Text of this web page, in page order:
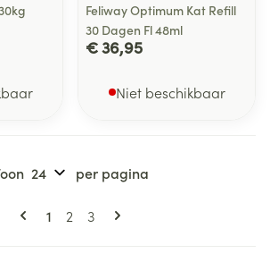
Feliway Optimum Kat Refill
30 Dagen Fl 48ml
€ 36,95
Niet beschikbaar
Pagina's
U lees momenteel pagina
1 Pagina
2 Pagina
3
per pagina